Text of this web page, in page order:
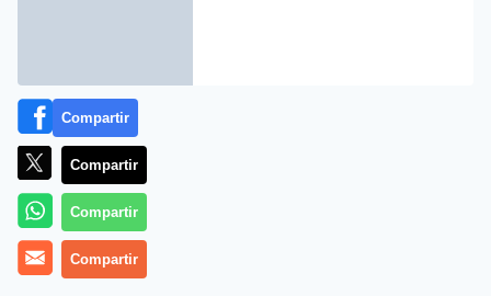
Más información
Compartir
Compartir
Compartir
Compartir